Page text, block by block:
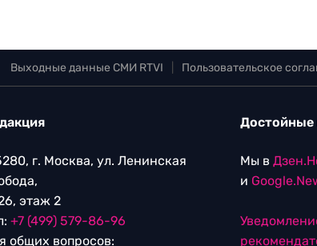
Выходные данные СМИ RTVI Пользовательское
г. Москва, ул. Ленинская
этаж 2
+7 (499) 579-86-96
общих вопросов:
Достойные
Мы в
и